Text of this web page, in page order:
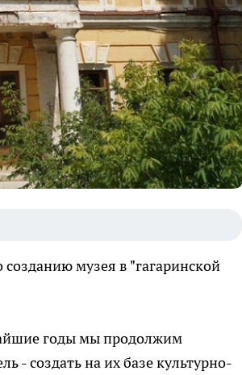
музея в "гагаринской
годы мы продолжим
- создать на их базе культурно-